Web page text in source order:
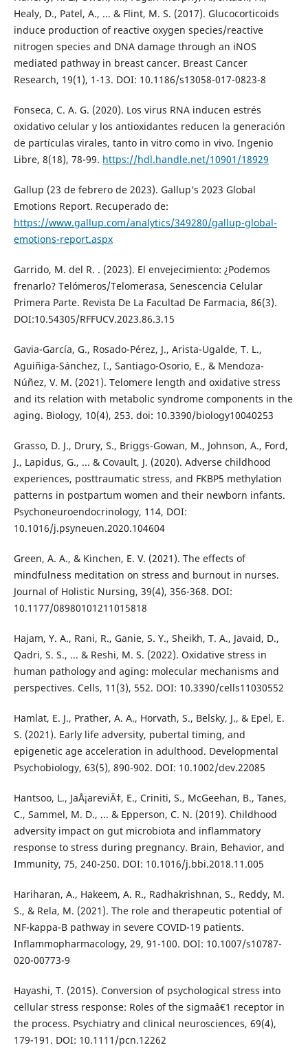
Healy, D., Patel, A., ... & Flint, M. S. (2017). Glucocorticoids
induce production of reactive oxygen species/reactive
nitrogen species and DNA damage through an iNOS
mediated pathway in breast cancer. Breast Cancer
Research, 19(1), 1-13. DOI: 10.1186/s13058-017-0823-8
Fonseca, C. A. G. (2020). Los virus RNA inducen estrés
oxidativo celular y los antioxidantes reducen la generación
de partículas virales, tanto in vitro como in vivo. Ingenio
Libre, 8(18), 78-99. https://hdl.handle.net/10901/18929
Gallup (23 de febrero de 2023). Gallup’s 2023 Global
Emotions Report. Recuperado de:
https://www.gallup.com/analytics/349280/gallup-global-
emotions-report.aspx
Garrido, M. del R. . (2023). El envejecimiento: ¿Podemos
frenarlo? Telómeros/Telomerasa, Senescencia Celular
Primera Parte. Revista De La Facultad De Farmacia, 86(3).
DOI:10.54305/RFFUCV.2023.86.3.15
Gavia-García, G., Rosado-Pérez, J., Arista-Ugalde, T. L.,
Aguiñiga-Sánchez, I., Santiago-Osorio, E., & Mendoza-
Núñez, V. M. (2021). Telomere length and oxidative stress
and its relation with metabolic syndrome components in the
aging. Biology, 10(4), 253. doi: 10.3390/biology10040253
Grasso, D. J., Drury, S., Briggs-Gowan, M., Johnson, A., Ford,
J., Lapidus, G., ... & Covault, J. (2020). Adverse childhood
experiences, posttraumatic stress, and FKBP5 methylation
patterns in postpartum women and their newborn infants.
Psychoneuroendocrinology, 114, DOI:
10.1016/j.psyneuen.2020.104604
Green, A. A., & Kinchen, E. V. (2021). The effects of
mindfulness meditation on stress and burnout in nurses.
Journal of Holistic Nursing, 39(4), 356-368. DOI:
10.1177/08980101211015818
Hajam, Y. A., Rani, R., Ganie, S. Y., Sheikh, T. A., Javaid, D.,
Qadri, S. S., ... & Reshi, M. S. (2022). Oxidative stress in
human pathology and aging: molecular mechanisms and
perspectives. Cells, 11(3), 552. DOI: 10.3390/cells11030552
Hamlat, E. J., Prather, A. A., Horvath, S., Belsky, J., & Epel, E.
S. (2021). Early life adversity, pubertal timing, and
epigenetic age acceleration in adulthood. Developmental
Psychobiology, 63(5), 890-902. DOI: 10.1002/dev.22085
Hantsoo, L., JaÅ¡areviÄ‡, E., Criniti, S., McGeehan, B., Tanes,
C., Sammel, M. D., ... & Epperson, C. N. (2019). Childhood
adversity impact on gut microbiota and inflammatory
response to stress during pregnancy. Brain, Behavior, and
Immunity, 75, 240-250. DOI: 10.1016/j.bbi.2018.11.005
Hariharan, A., Hakeem, A. R., Radhakrishnan, S., Reddy, M.
S., & Rela, M. (2021). The role and therapeutic potential of
NF-kappa-B pathway in severe COVID-19 patients.
Inflammopharmacology, 29, 91-100. DOI: 10.1007/s10787-
020-00773-9
Hayashi, T. (2015). Conversion of psychological stress into
cellular stress response: Roles of the sigmaâ€1 receptor in
the process. Psychiatry and clinical neurosciences, 69(4),
179-191. DOI: 10.1111/pcn.12262